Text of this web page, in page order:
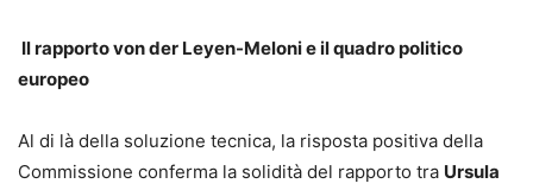
Il rapporto von der Leyen-Meloni e il quadro politico
europeo
Al di là della soluzione tecnica, la risposta positiva della
Commissione conferma la solidità del rapporto tra Ursula